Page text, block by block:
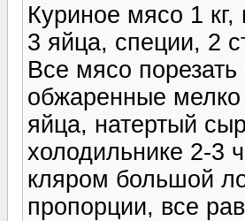
Куриное мясо 1
3 яйца, специи, 2
Все мясо
обжаренные мелко
яйца, натертый
холодильнике 2-3
кляром большой
пропорции, все